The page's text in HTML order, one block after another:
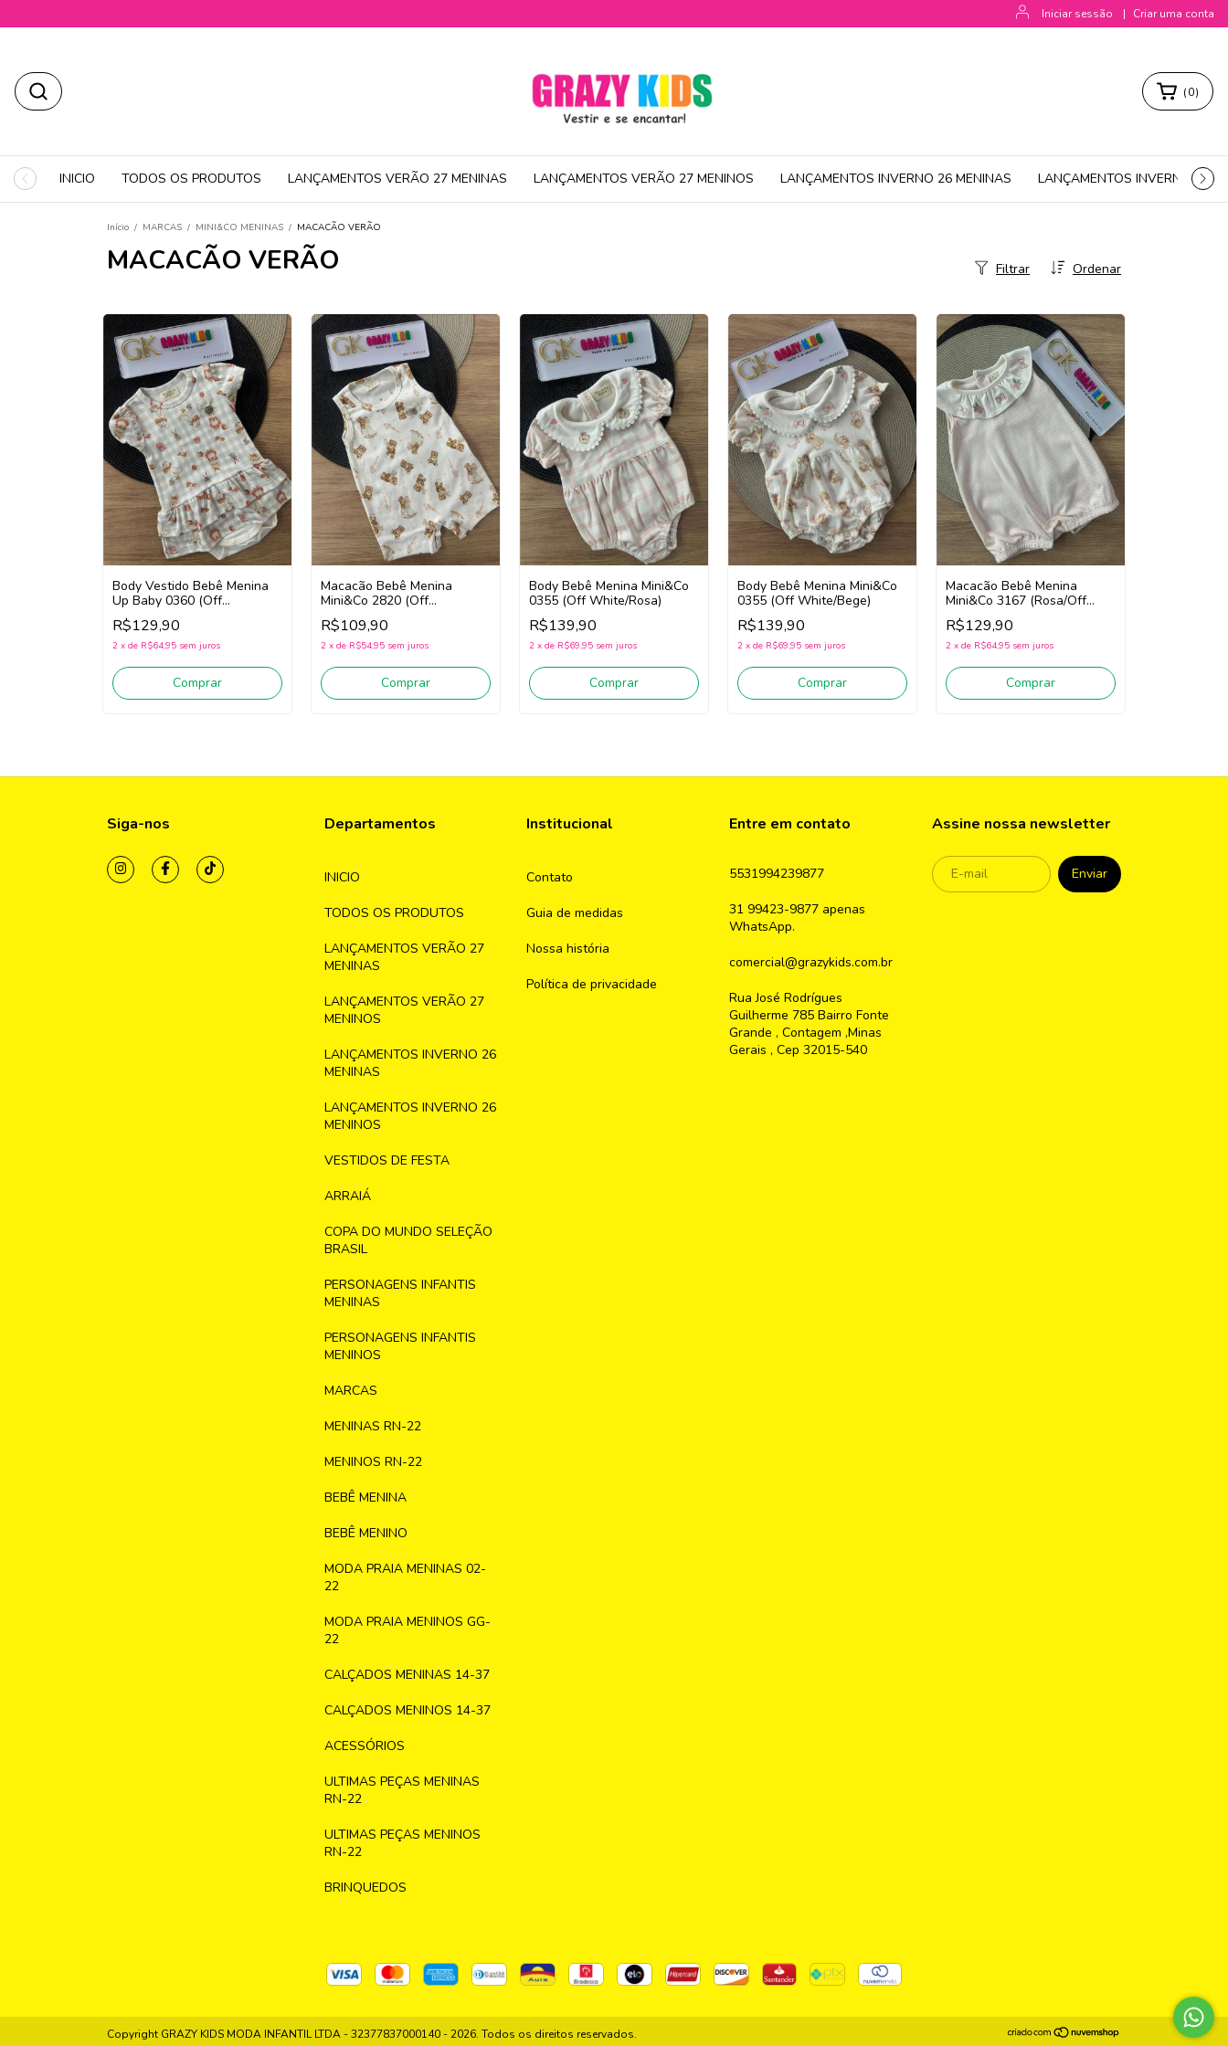
Iniciar sessão | Criar uma conta
(0)
INICIO TODOS OS PRODUTOS LANÇAMENTOS VERÃO 27 MENINAS LANÇAMENTOS VERÃO 27 MENINOS LANÇAMENTOS INVERNO 26 MENINAS LANÇAMENTOS INVERNO 26
Início / MARCAS / MINI&CO MENINAS / MACACÃO VERÃO
MACACÃO VERÃO Ordenar
Filtrar
Body Vestido Bebê Menina
Up Baby 0360 (Off
White/Cinza)
R$129,90
2 x de R$64,95 sem juros
Comprar
Macacão Bebê Menina
Mini&Co 2820 (Off
White/Marrom)
R$109,90
2 x de R$54,95 sem juros
Comprar
Body Bebê Menina Mini&Co
0355 (Off White/Rosa)
R$139,90
2 x de R$69,95 sem juros
Comprar
Body Bebê Menina Mini&Co
0355 (Off White/Bege)
R$139,90
2 x de R$69,95 sem juros
Comprar
Macacão Bebê Menina
Mini&Co 3167 (Rosa/Off
White)
R$129,90
2 x de R$64,95 sem juros
Comprar
Siga-nos Departamentos
INICIO
TODOS OS PRODUTOS
LANÇAMENTOS VERÃO 27
MENINAS
LANÇAMENTOS VERÃO 27
MENINOS
LANÇAMENTOS INVERNO 26
MENINAS
LANÇAMENTOS INVERNO 26
MENINOS
VESTIDOS DE FESTA
ARRAIÁ
COPA DO MUNDO SELEÇÃO
BRASIL
PERSONAGENS INFANTIS
MENINAS
PERSONAGENS INFANTIS
MENINOS
MARCAS
MENINAS RN-22
MENINOS RN-22
BEBÊ MENINA
BEBÊ MENINO
MODA PRAIA MENINAS 02-
22
MODA PRAIA MENINOS GG-
22
CALÇADOS MENINAS 14-37
CALÇADOS MENINOS 14-37
ACESSÓRIOS
ULTIMAS PEÇAS MENINAS
RN-22
ULTIMAS PEÇAS MENINOS
RN-22
BRINQUEDOS
Institucional
Contato
Guia de medidas
Nossa história
Política de privacidade
Entre em contato
5531994239877
31 99423-9877 apenas
WhatsApp.
comercial@grazykids.com.br
Rua José Rodrígues
Guilherme 785 Bairro Fonte
Grande , Contagem ,Minas
Gerais , Cep 32015-540
Assine nossa newsletter
Copyright GRAZY KIDS MODA INFANTIL LTDA - 32377837000140 - 2026. Todos os direitos reservados.